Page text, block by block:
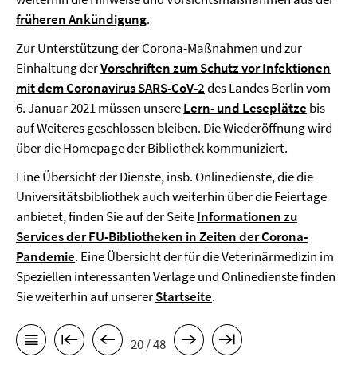
früheren Ankündigung.
Zur Unterstützung der Corona-Maßnahmen und zur
Einhaltung derVorschriften zum Schutz vor Infektionen
mit dem Coronavirus SARS-CoV-2des Landes Berlin vom
6. Januar 2021 müssen unsereLern- und Leseplätze bis
auf Weiteres geschlossen bleiben. Die Wiederöffnung wird
über die Homepage der Bibliothek kommuniziert.
Eine Übersicht der Dienste, insb. Onlinedienste, die die
Universitätsbibliothek auch weiterhin über die Feiertage
anbietet, finden Sie auf der SeiteInformationen zu
Services der FU-Bibliotheken in Zeiten der Corona-
Pandemie. Eine Übersicht der für die Veterinärmedizin im
Speziellen interessanten Verlage und Onlinedienste finden
Sie weiterhin auf unsererStartseite.
20 / 48